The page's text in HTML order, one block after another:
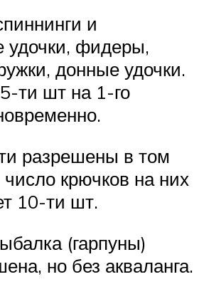
и
удочки, фидеры,
донные удочки.
ти шт на 1-го
разрешены в том
крючков на них
10-ти шт.
(гарпуны)
но без акваланга.